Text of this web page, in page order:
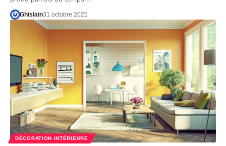
Ghislain31 octobre 2025
DÉCORATION INTÉRIEURE